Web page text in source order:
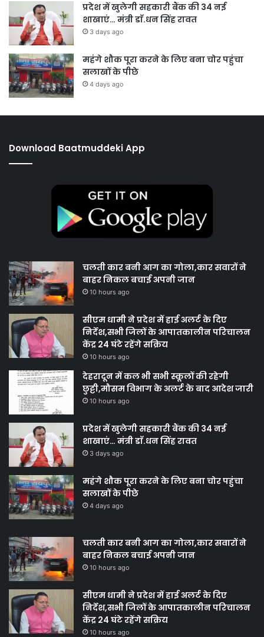
प्रदेश में खुलेगी सहकारी बैंक की 34 नई
शाखाएं… मंत्री डाॅ.धन सिंह रावत
3 days ago
महंगे शौक पूरा करने के लिए बना चोर पहुंचा
सलाखों के पीछे
4 days ago
Download Baatmuddeki App
चलती कार बनी आग का गोला,कार सवारों ने
बाहर निकल बचाई अपनी जान
10 hours ago
सीएम धामी ने प्रदेश में हाई अलर्ट के दिए
निर्देश,सभी जिलों के आपातकालीन परिचालन
केंद्र 24 घंटे रहेंगे सक्रिय
10 hours ago
देहरादून में कल भी सभी स्कूलों की रहेगी
छुट्टी,मौसम विभाग के अलर्ट के बाद आदेश जारी
10 hours ago
प्रदेश में खुलेगी सहकारी बैंक की 34 नई
शाखाएं… मंत्री डाॅ.धन सिंह रावत
3 days ago
महंगे शौक पूरा करने के लिए बना चोर पहुंचा
सलाखों के पीछे
4 days ago
चलती कार बनी आग का गोला,कार सवारों ने
बाहर निकल बचाई अपनी जान
10 hours ago
सीएम धामी ने प्रदेश में हाई अलर्ट के दिए
निर्देश,सभी जिलों के आपातकालीन परिचालन
केंद्र 24 घंटे रहेंगे सक्रिय
10 hours ago